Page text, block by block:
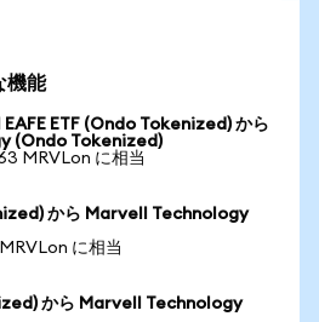
機能
ETF (Ondo Tokenized) から
(Ondo Tokenized)
MRVLon に相当
から Marvell Technology
に相当
から Marvell Technology